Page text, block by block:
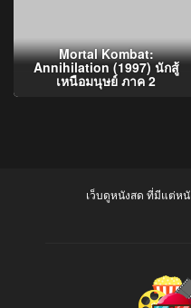
Mortal Kombat:
Annihilation (1997) นักสู้
เหนือมนุษย์ ภาค 2
เว็บดูหนังสด ที่มีแต่หนั